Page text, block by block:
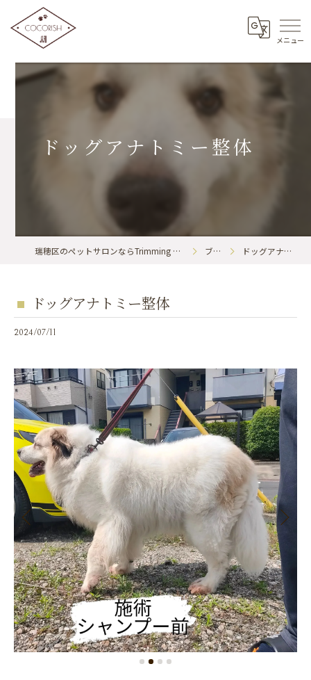
ドッグアナトミー整体
瑞穂区のペットサロンならTrimming & BodyCare COCORISH ブログ ドッグアナトミー整体
ドッグアナトミー整体
2024/07/11